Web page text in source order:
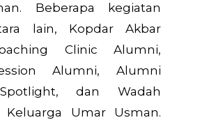
Beberapa kegiatan
lain, Kopdar Akbar
Clinic Alumni,
Alumni, Alumni
dan Wadah
Keluarga Umar Usman.